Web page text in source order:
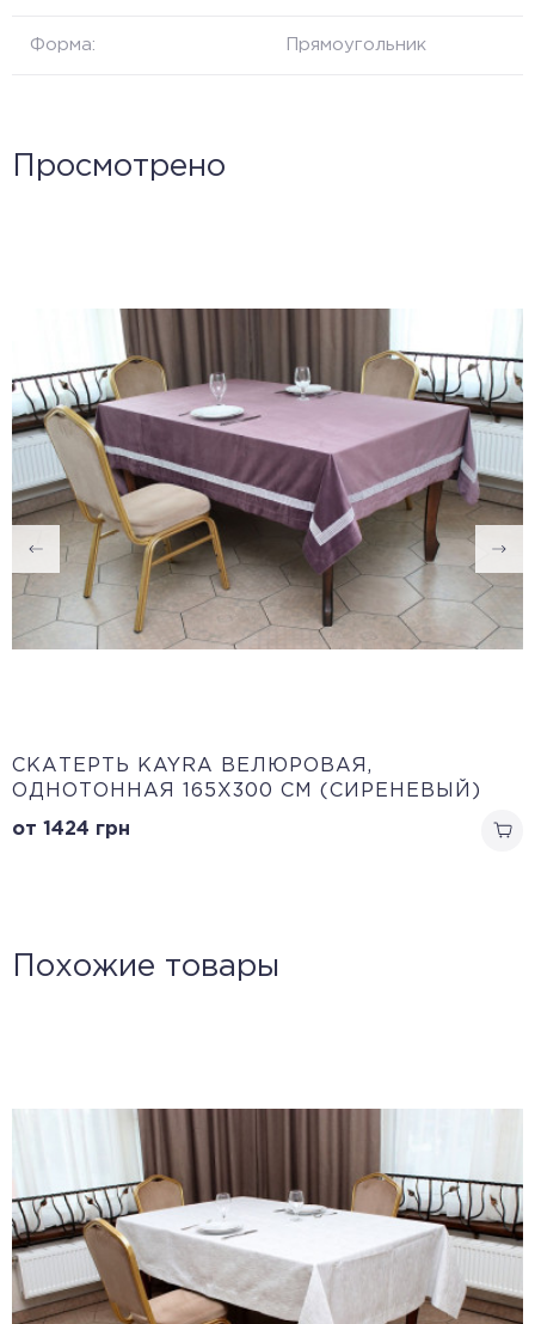
Форма: Прямоугольник
Просмотрено
CКАТЕРТЬ KAYRA ВЕЛЮРОВАЯ,
ОДНОТОННАЯ 165Х300 СМ (СИРЕНЕВЫЙ)
от 1424 грн
Похожие товары